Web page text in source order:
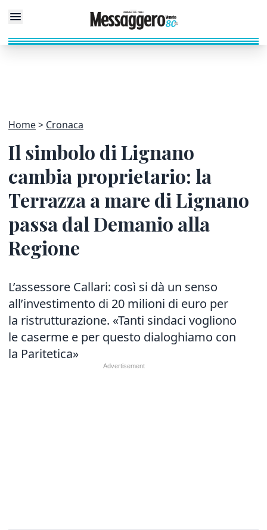
Home Cronaca
Il simbolo di Lignano
cambia proprietario: la
Terrazza a mare di Lignano
passa dal Demanio alla
Regione
L’assessore Callari: così si dà un senso
all’investimento di 20 milioni di euro per
la ristrutturazione. «Tanti sindaci vogliono
le caserme e per questo dialoghiamo con
la Paritetica»